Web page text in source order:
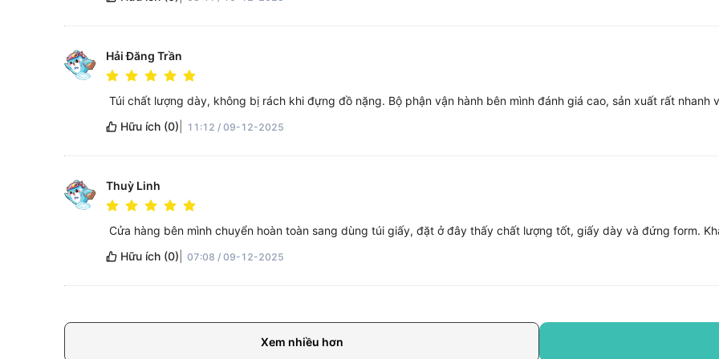
và thân thiện với thiên
Hải Đăng Trần
Túi chất lượng dày, không bị rách khi đựng đồ nặng. Bộ phận vận hành bên mình đánh giá cao, sản xuất rất nhanh
Hữu ích (0) 11:12 / 09-12-2025
Thuỳ Linh
Cửa hàng bên mình chuyển hoàn toàn sang dùng túi giấy, đặt ở đây thấy chất lượng tốt, giấy dày và đứng form.
Hữu ích (0) 07:08 / 09-12-2025
Xem nhiều hơn